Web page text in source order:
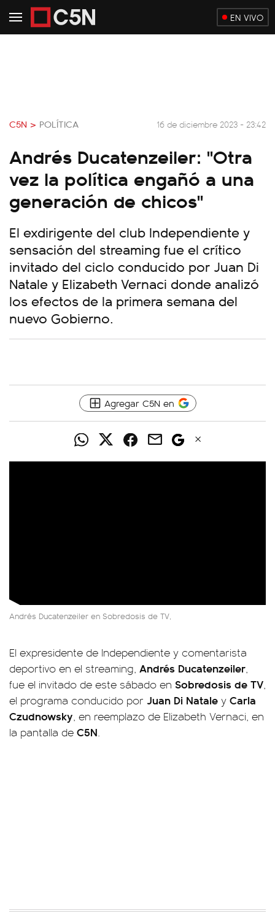
EN VIVO
C5N > POLÍTICA 16 de diciembre 2023 - 23:42
Andrés Ducatenzeiler: "Otra
vez la política engañó a una
generación de chicos"
El exdirigente del club Independiente y
sensación del streaming fue el crítico
invitado del ciclo conducido por Juan Di
Natale y Elizabeth Vernaci donde analizó
los efectos de la primera semana del
nuevo Gobierno.
Agregar C5N en
Andrés Ducatenzeiler en Sobredosis de TV,
El expresidente de Independiente y comentarista
deportivo en el streaming, Andrés Ducatenzeiler,
fue el invitado de este sábado en Sobredosis de TV,
el programa conducido por Juan Di Natale y Carla
Czudnowsky, en reemplazo de Elizabeth Vernaci, en
la pantalla de C5N.